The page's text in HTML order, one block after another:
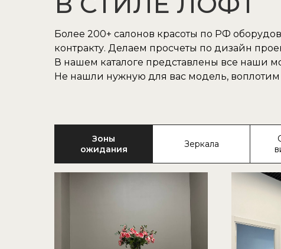
Более 200+ салонов красоты по РФ
контракту. Делаем просчеты по дизайн
В нашем каталоге представлены все наши
Не нашли нужную для вас модель,
Зоны
ожидания
Зеркала